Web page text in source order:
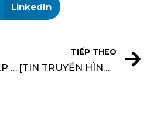
LinkedIn
KHÔNG GIAN ĐẸP TUYỂN DỤNG GIÁM SÁT KỸ THUẬT CÔNG TRÌNH
TIẾP THEO
[TIN TRUYỀN HÌNH] KHÔNG GIAN ĐẸP TƯNG BỪNG KHAI TRƯƠNG VĂN PHÒNG KHÔNG GIAN ĐẸP QUẬN 2